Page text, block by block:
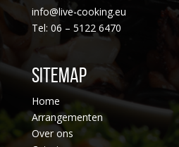
info@live-cooking.eu
Tel: 06 – 5122 6470
Sitemap
Home
Arrangementen
Over ons